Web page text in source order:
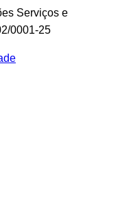
Serviços e
0001-25